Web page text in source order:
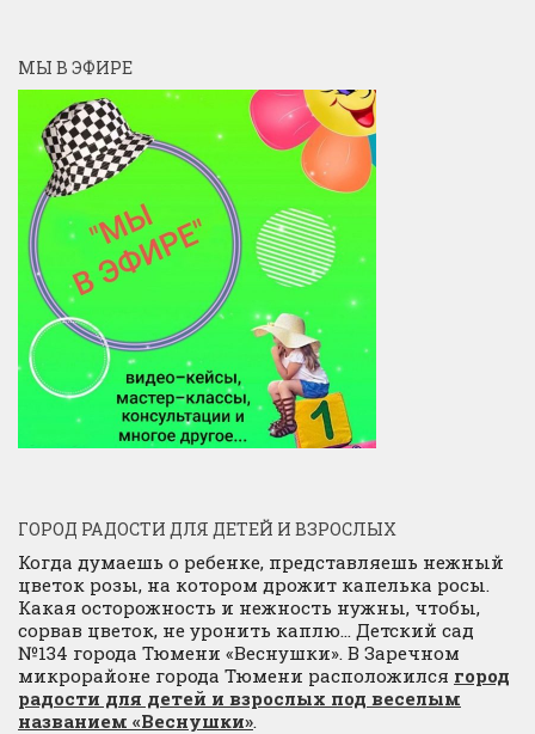
МЫ В ЭФИРЕ
ГОРОД РАДОСТИ ДЛЯ ДЕТЕЙ И ВЗРОСЛЫХ
Когда думаешь о ребенке, представляешь нежный
цветок розы, на котором дрожит капелька росы.
Какая осторожность и нежность нужны, чтобы,
сорвав цветок, не уронить каплю… Детский сад
№134 города Тюмени «Веснушки». В Заречном
микрорайоне города Тюмени расположился город
радости для детей и взрослых под веселым
названием «Веснушки».